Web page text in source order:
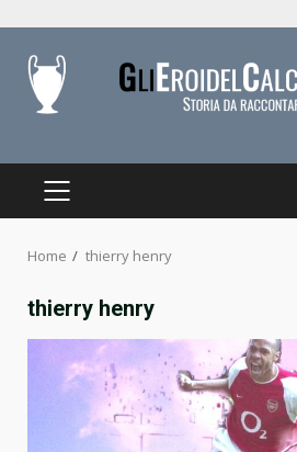
content
PRIMARY
Home thierry henry
thierry henry